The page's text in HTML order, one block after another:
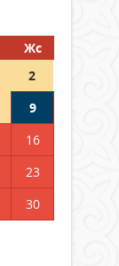
Жс
2
9
16
23
30